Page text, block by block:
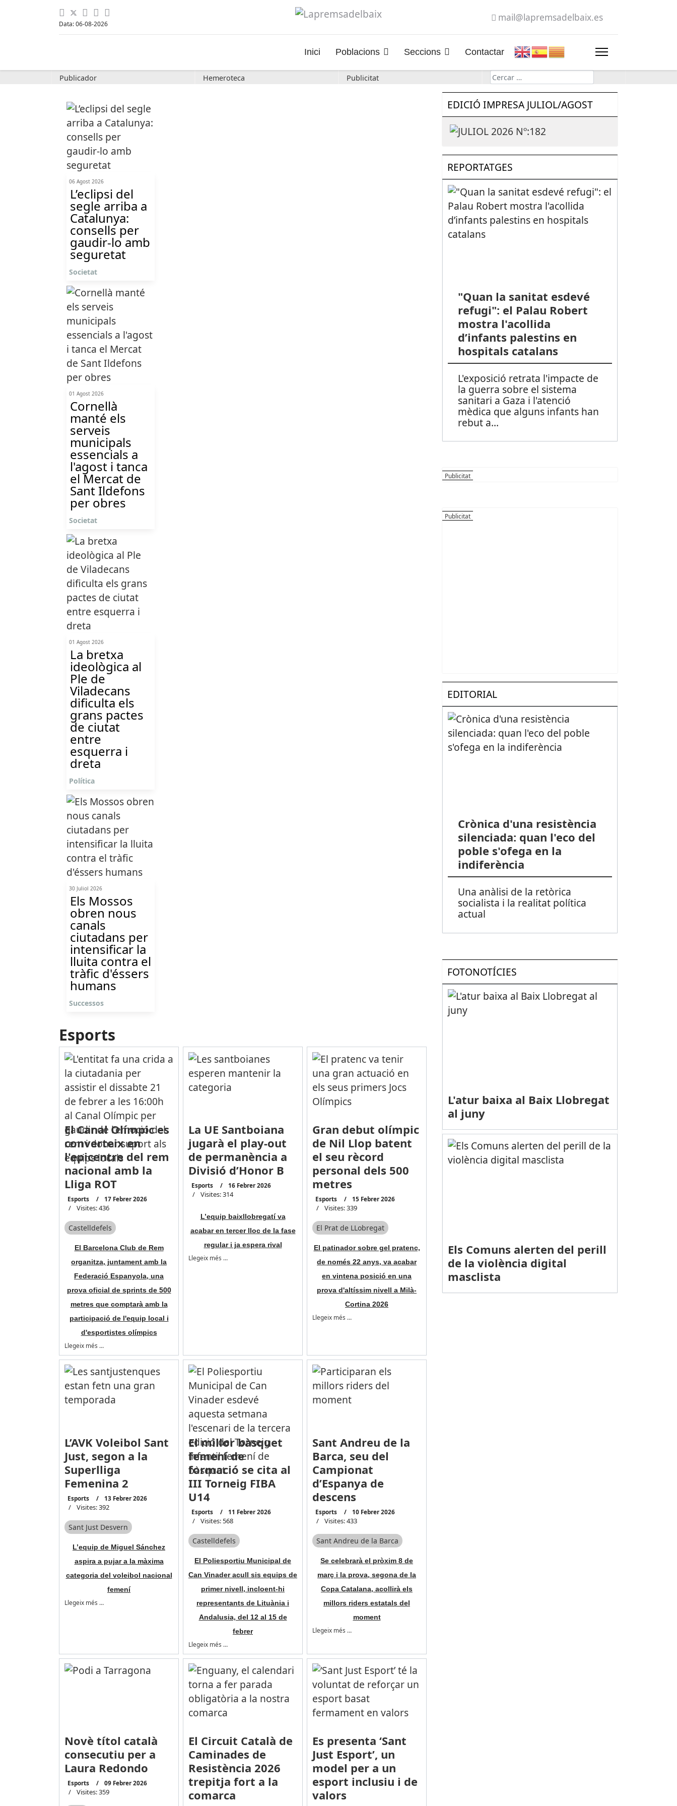
Data: 06-08-2026
mail@lapremsadelbaix.es
Inici Poblacions Seccions Contactar
Publicador Hemeroteca Publicitat Cerca
06 Agost 2026
L’eclipsi del
segle arriba a
Catalunya:
consells per
gaudir-lo amb
seguretat
Societat
01 Agost 2026
Cornellà
manté els
serveis
municipals
essencials a
l'agost i tanca
el Mercat de
Sant Ildefons
per obres
Societat
01 Agost 2026
La bretxa
ideològica al
Ple de
Viladecans
dificulta els
grans pactes
de ciutat
entre
esquerra i
dreta
Política
30 Juliol 2026
Els Mossos
obren nous
canals
ciutadans per
intensificar la
lluita contra el
tràfic d'éssers
humans
Successos
Esports
El Canal Olímpic es
converteix en
l'epicentre del rem
nacional amb la
Lliga ROT
Esports 17 Febrer 2026
Visites: 436
Castelldefels
El Barcelona Club de Rem
organitza, juntament amb la
Federació Espanyola, una
prova oficial de sprints de 500
metres que comptarà amb la
participació de l'equip local i
d'esportistes olímpics
Llegeix més …
La UE Santboiana
jugarà el play-out
de permanència a
Divisió d’Honor B
Esports 16 Febrer 2026
Visites: 314
L’equip baixllobregatí va
acabar en tercer lloc de la fase
regular i ja espera rival
Llegeix més …
Gran debut olímpic
de Nil Llop batent
el seu rècord
personal dels 500
metres
Esports 15 Febrer 2026
Visites: 339
El Prat de LLobregat
El patinador sobre gel pratenc,
de només 22 anys, va acabar
en vintena posició en una
prova d'altíssim nivell a Milà-
Cortina 2026
Llegeix més …
L’AVK Voleibol Sant
Just, segon a la
Superlliga
Femenina 2
Esports 13 Febrer 2026
Visites: 392
Sant Just Desvern
L’equip de Miguel Sánchez
aspira a pujar a la màxima
categoria del voleibol nacional
femení
Llegeix més …
El millor bàsquet
femení de
formació se cita al
III Torneig FIBA
U14
Esports 11 Febrer 2026
Visites: 568
Castelldefels
El Poliesportiu Municipal de
Can Vinader acull sis equips de
primer nivell, incloent-hi
representants de Lituània i
Andalusia, del 12 al 15 de
febrer
Llegeix més …
Sant Andreu de la
Barca, seu del
Campionat
d’Espanya de
descens
Esports 10 Febrer 2026
Visites: 433
Sant Andreu de la Barca
Se celebrarà el pròxim 8 de
març i la prova, segona de la
Copa Catalana, acollirà els
millors riders estatals del
moment
Llegeix més …
Novè títol català
consecutiu per a
Laura Redondo
Esports 09 Febrer 2026
Visites: 359
El Circuit Català de
Caminades de
Resistència 2026
trepitja fort a la
comarca
Es presenta ‘Sant
Just Esport’, un
model per a un
esport inclusiu i de
valors
EDICIÓ IMPRESA JULIOL/AGOST
REPORTATGES
"Quan la sanitat esdevé
refugi": el Palau Robert
mostra l'acollida
d’infants palestins en
hospitals catalans
L'exposició retrata l'impacte de
la guerra sobre el sistema
sanitari a Gaza i l'atenció
mèdica que alguns infants han
rebut a...
EDITORIAL
Crònica d'una resistència
silenciada: quan l'eco del
poble s'ofega en la
indiferència
Una anàlisi de la retòrica
socialista i la realitat política
actual
FOTONOTÍCIES
L'atur baixa al Baix Llobregat
al juny
Els Comuns alerten del perill
de la violència digital
masclista